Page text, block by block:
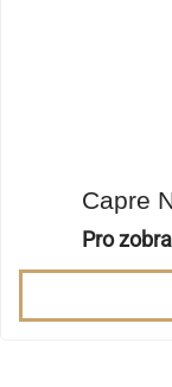
Capre
Pro